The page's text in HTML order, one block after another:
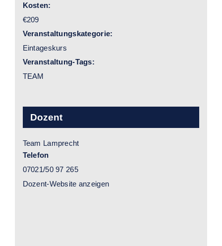
Kosten:
€209
Veranstaltungskategorie:
Eintageskurs
Veranstaltung-Tags:
TEAM
Dozent
Team Lamprecht
Telefon
07021/50 97 265
Dozent-Website anzeigen